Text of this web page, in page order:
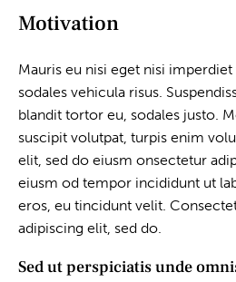
Motivation
Mauris eu nisi eget nisi
sodales vehicula risus.
blandit tortor eu, sodales justo.
suscipit volutpat, turpis enim
elit, sed do eiusm onsectetur
eiusm od tempor incididunt ut
eros, eu tincidunt velit.
adipiscing elit, sed do.
Sed ut perspiciatis unde